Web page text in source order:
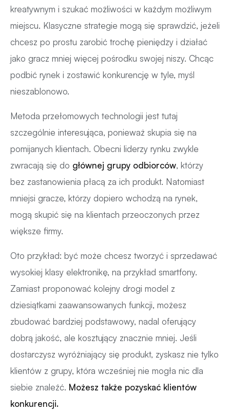
kreatywnym i szukać możliwości w każdym możliwym
miejscu. Klasyczne strategie mogą się sprawdzić, jeżeli
chcesz po prostu zarobić trochę pieniędzy i działać
jako gracz mniej więcej pośrodku swojej niszy. Chcąc
podbić rynek i zostawić konkurencję w tyle, myśl
nieszablonowo.
Metoda przełomowych technologii jest tutaj
szczególnie interesująca, ponieważ skupia się na
pomijanych klientach. Obecni liderzy rynku zwykle
zwracają się do głównej grupy odbiorców, którzy
bez zastanowienia płacą za ich produkt. Natomiast
mniejsi gracze, którzy dopiero wchodzą na rynek,
mogą skupić się na klientach przeoczonych przez
większe firmy.
Oto przykład: być może chcesz tworzyć i sprzedawać
wysokiej klasy elektronikę, na przykład smartfony.
Zamiast proponować kolejny drogi model z
dziesiątkami zaawansowanych funkcji, możesz
zbudować bardziej podstawowy, nadal oferujący
dobrą jakość, ale kosztujący znacznie mniej. Jeśli
dostarczysz wyróżniający się produkt, zyskasz nie tylko
klientów z grupy, która wcześniej nie mogła nic dla
siebie znaleźć. Możesz także pozyskać klientów
konkurencji.